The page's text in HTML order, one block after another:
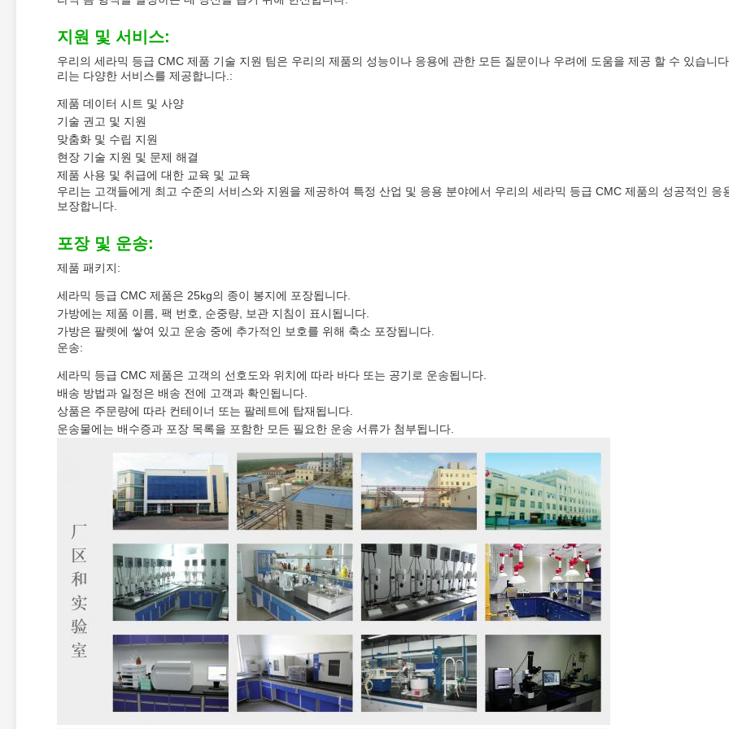
지원 및 서비스:
우리의 세라믹 등급 CMC 제품 기술 지원 팀은 우리의 제품의 성능이나 응용에 관한 모든 질문이나 우려에 도움을 제공 할 수 있습니
리는 다양한 서비스를 제공합니다.:
제품 데이터 시트 및 사양
기술 권고 및 지원
맞춤화 및 수립 지원
현장 기술 지원 및 문제 해결
제품 사용 및 취급에 대한 교육 및 교육
우리는 고객들에게 최고 수준의 서비스와 지원을 제공하여 특정 산업 및 응용 분야에서 우리의 세라믹 등급 CMC 제품의 성공적인 응
보장합니다.
포장 및 운송:
제품 패키지:
세라믹 등급 CMC 제품은 25kg의 종이 봉지에 포장됩니다.
가방에는 제품 이름, 팩 번호, 순중량, 보관 지침이 표시됩니다.
가방은 팔렛에 쌓여 있고 운송 중에 추가적인 보호를 위해 축소 포장됩니다.
운송:
세라믹 등급 CMC 제품은 고객의 선호도와 위치에 따라 바다 또는 공기로 운송됩니다.
배송 방법과 일정은 배송 전에 고객과 확인됩니다.
상품은 주문량에 따라 컨테이너 또는 팔레트에 탑재됩니다.
운송물에는 배수증과 포장 목록을 포함한 모든 필요한 운송 서류가 첨부됩니다.